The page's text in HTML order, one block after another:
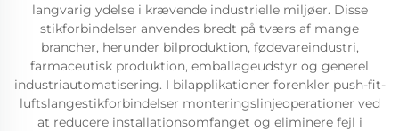
langvarig ydelse i krævende industrielle miljøer. Disse
stikforbindelser anvendes bredt på tværs af mange
brancher, herunder bilproduktion, fødevareindustri,
farmaceutisk produktion, emballageudstyr og generel
industriautomatisering. I bilapplikationer forenkler push-fit-
luftslangestikforbindelser monteringslinjeoperationer ved
at reducere installationsomfanget og eliminere fejl i